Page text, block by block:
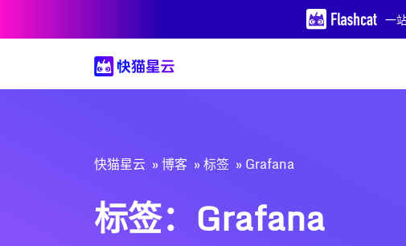
一
快猫星云 博客 标签 Grafana
标签：Grafana